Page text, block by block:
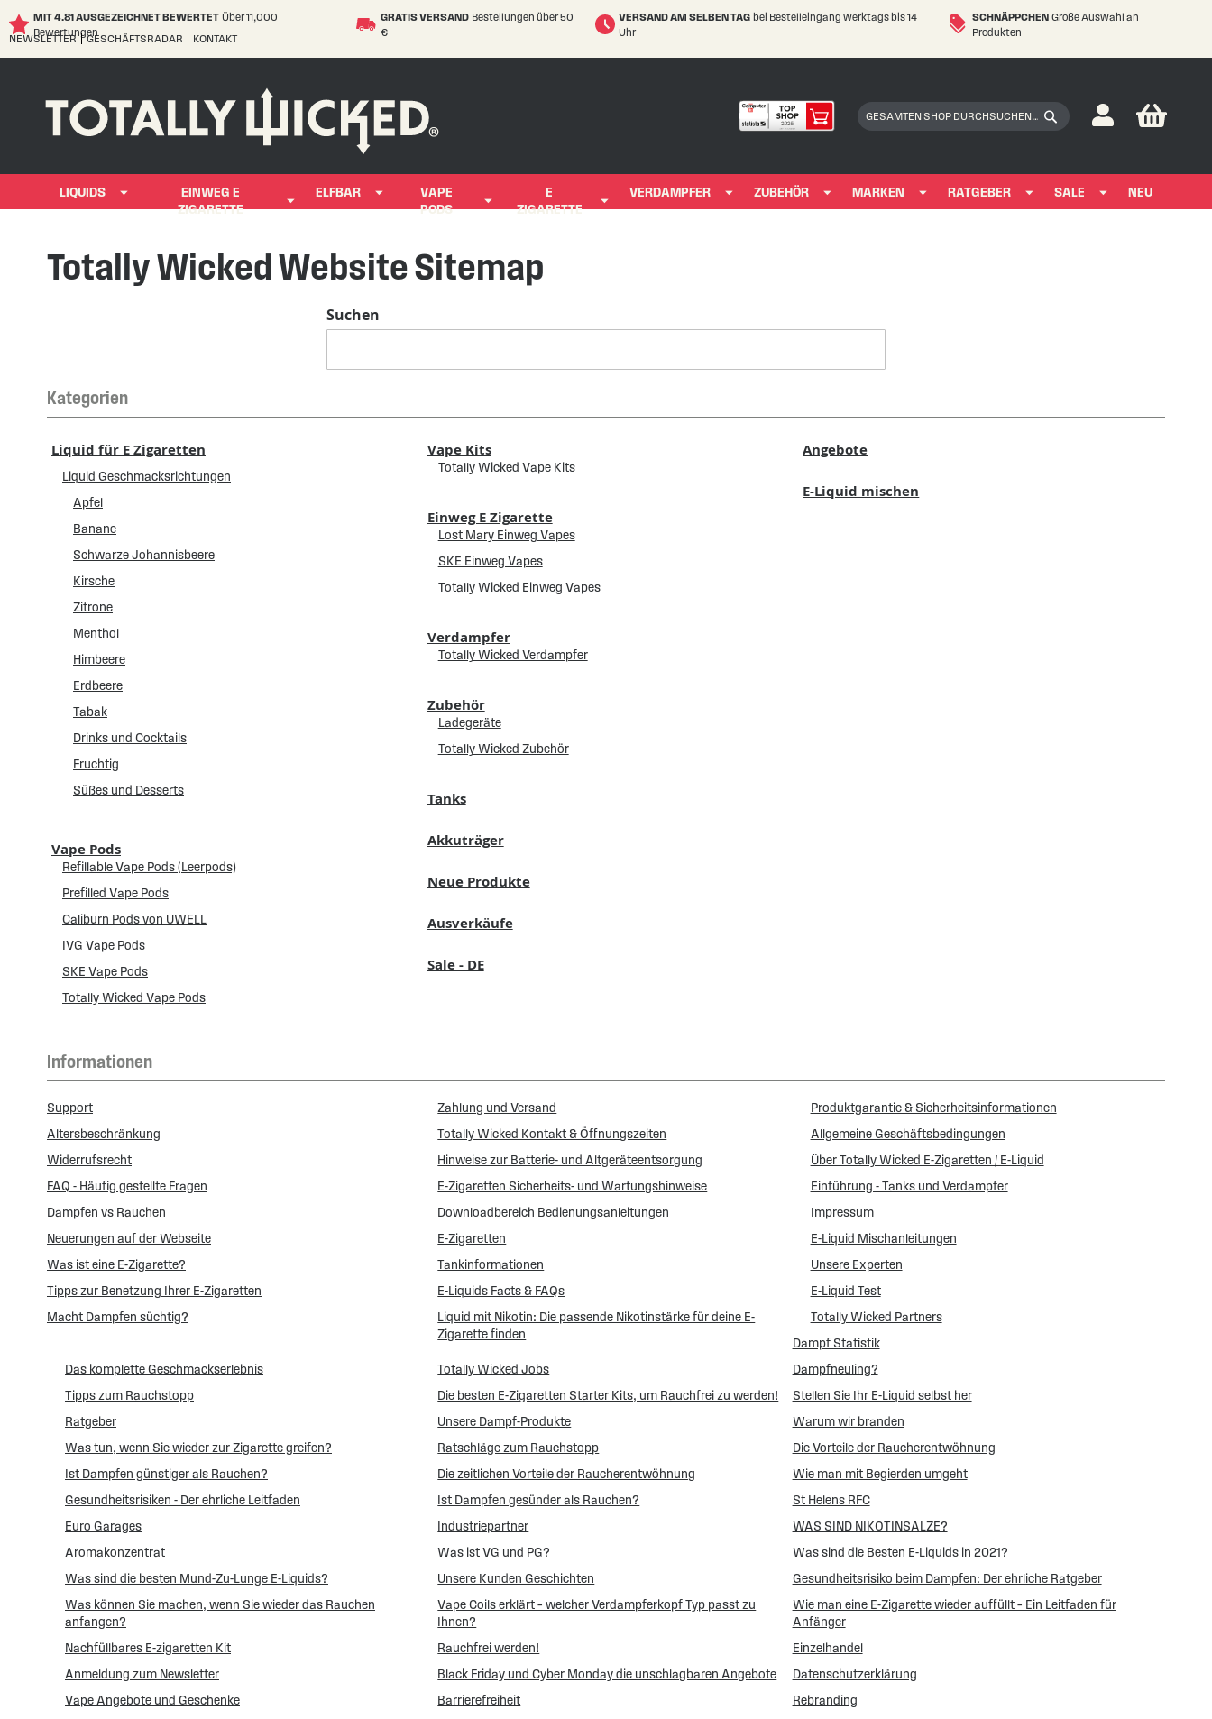
MIT 4.81 AUSGEZEICHNET BEWERTET Über 11,000
Bewertungen
GRATIS VERSAND Bestellungen über 50
€
VERSAND AM SELBEN TAG bei Bestelleingang werktags bis 14
Uhr
SCHNÄPPCHEN Große Auswahl an
Produkten
Skip
NEWSLETTER GESCHÄFTSRADAR KONTAKT
Suchen
My
LIQUIDS
EINWEG E
ZIGARETTE
ELFBAR
VAPE
PODS
E
ZIGARETTE
VERDAMPFER ZUBEHÖR MARKEN RATGEBER SALE NEU
Totally Wicked Website Sitemap
Suchen
Kategorien
Liquid für E Zigaretten
Liquid Geschmacksrichtungen
Apfel
Banane
Schwarze Johannisbeere
Kirsche
Zitrone
Menthol
Himbeere
Erdbeere
Tabak
Drinks und Cocktails
Fruchtig
Süßes und Desserts
Vape Pods
Refillable Vape Pods (Leerpods)
Prefilled Vape Pods
Caliburn Pods von UWELL
IVG Vape Pods
SKE Vape Pods
Totally Wicked Vape Pods
Vape Kits
Totally Wicked Vape Kits
Einweg E Zigarette
Lost Mary Einweg Vapes
SKE Einweg Vapes
Totally Wicked Einweg Vapes
Verdampfer
Totally Wicked Verdampfer
Zubehör
Ladegeräte
Totally Wicked Zubehör
Tanks
Akkuträger
Neue Produkte
Ausverkäufe
Sale - DE
Angebote
E-Liquid mischen
Informationen
Support Zahlung und Versand
Produktgarantie & Sicherheitsinformationen
Altersbeschränkung
Totally Wicked Kontakt & Öffnungszeiten
Allgemeine Geschäftsbedingungen
Widerrufsrecht
Hinweise zur Batterie- und Altgeräteentsorgung
Über Totally Wicked E-Zigaretten / E-Liquid
FAQ - Häufig gestellte Fragen
E-Zigaretten Sicherheits- und Wartungshinweise
Einführung - Tanks und Verdampfer
Dampfen vs Rauchen
Downloadbereich Bedienungsanleitungen
Impressum
Neuerungen auf der Webseite
E-Zigaretten
E-Liquid Mischanleitungen
Was ist eine E-Zigarette?
Tankinformationen
Unsere Experten
Tipps zur Benetzung Ihrer E-Zigaretten
E-Liquids Facts & FAQs
E-Liquid Test
Macht Dampfen süchtig?
Liquid mit Nikotin: Die passende Nikotinstärke für deine E-
Zigarette finden
Totally Wicked Partners
Dampf Statistik
Das komplette Geschmackserlebnis
Totally Wicked Jobs
Dampfneuling?
Tipps zum Rauchstopp
Die besten E-Zigaretten Starter Kits, um Rauchfrei zu werden!
Stellen Sie Ihr E-Liquid selbst her
Ratgeber
Unsere Dampf-Produkte
Warum wir branden
Was tun, wenn Sie wieder zur Zigarette greifen?
Ratschläge zum Rauchstopp
Die Vorteile der Raucherentwöhnung
Ist Dampfen günstiger als Rauchen?
Die zeitlichen Vorteile der Raucherentwöhnung
Wie man mit Begierden umgeht
Gesundheitsrisiken - Der ehrliche Leitfaden
Ist Dampfen gesünder als Rauchen?
St Helens RFC
Euro Garages
Industriepartner
WAS SIND NIKOTINSALZE?
Aromakonzentrat
Was ist VG und PG?
Was sind die Besten E-Liquids in 2021?
Was sind die besten Mund-Zu-Lunge E-Liquids?
Unsere Kunden Geschichten
Gesundheitsrisiko beim Dampfen: Der ehrliche Ratgeber
Was können Sie machen, wenn Sie wieder das Rauchen
anfangen?
Vape Coils erklärt – welcher Verdampferkopf Typ passt zu
Ihnen?
Wie man eine E-Zigarette wieder auffüllt – Ein Leitfaden für
Anfänger
Nachfüllbares E-zigaretten Kit
Rauchfrei werden!
Einzelhandel
Anmeldung zum Newsletter
Black Friday und Cyber Monday die unschlagbaren Angebote
Datenschutzerklärung
Vape Angebote und Geschenke
Barrierefreiheit
Rebranding